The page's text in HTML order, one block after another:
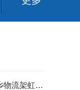
解锁低空经济密码 | 城乡物流架虹：畅通低空运输新动能